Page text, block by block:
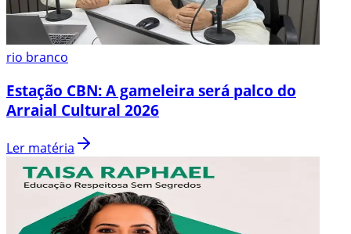
rio branco
Estação CBN: A gameleira será palco do
Arraial Cultural 2026
Ler matéria